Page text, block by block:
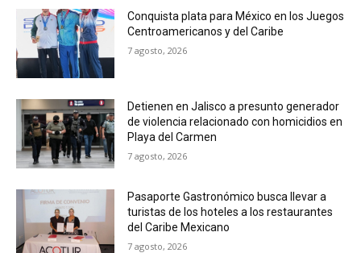
Conquista plata para México en los Juegos
Centroamericanos y del Caribe
7 agosto, 2026
Detienen en Jalisco a presunto generador
de violencia relacionado con homicidios en
Playa del Carmen
7 agosto, 2026
Pasaporte Gastronómico busca llevar a
turistas de los hoteles a los restaurantes
del Caribe Mexicano
7 agosto, 2026